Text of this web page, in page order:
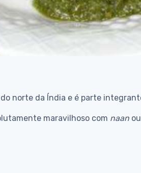
norte da Índia e é parte
maravilhoso com naan